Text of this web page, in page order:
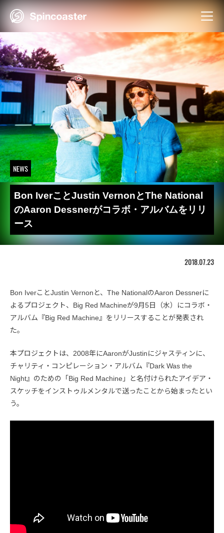
Skip
NEWS
Bon IverことJustin VernonとThe National
のAaron Dessnerがコラボ・アルバムをリリ
ース
2018.07.23
Bon IverことJustin Vernonと、The NationalのAaron Dessnerに
よるプロジェクト、Big Red Machineが9月5日（水）にコラボ・
アルバム『Big Red Machine』をリリースすることが発表され
た。
本プロジェクトは、2008年にAaronがJustinにジャスティンに、
チャリティ・コンピレーション・アルバム『Dark Was the
Night』のための「Big Red Machine」と名付けられたアイデア・
スケッチをインストゥルメンタルで送ったことから始まったとい
う。